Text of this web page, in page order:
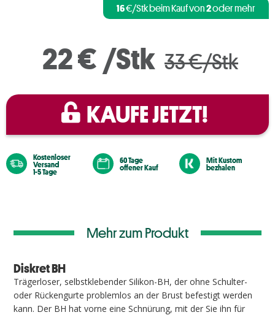
16€/Stk beim Kauf von2oder mehr
22 € /Stk 33 €/Stk
KAUFE JETZT!
Kostenloser
Versand
1-5 Tage
60 Tage
offener Kauf
Mit Kustom
bezhalen
Mehr zum Produkt
Diskret BH
Trägerloser, selbstklebender Silikon-BH, der ohne Schulter-
oder Rückengurte problemlos an der Brust befestigt werden
kann. Der BH hat vorne eine Schnürung, mit der Sie ihn für